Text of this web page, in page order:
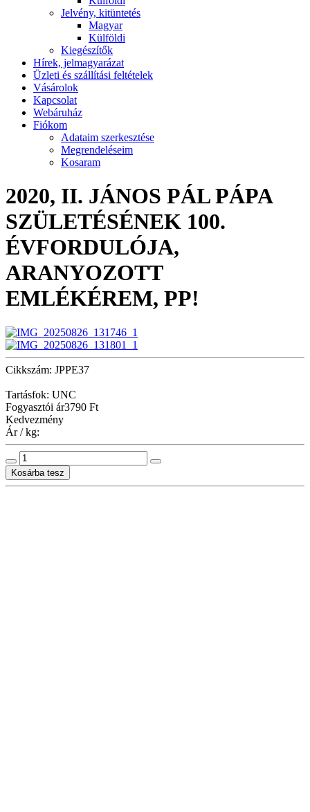
Jelvény, kitüntetés
Magyar
Külföldi
Kiegészítők
Hírek, jelmagyarázat
Üzleti és szállítási feltételek
Vásárolok
Kapcsolat
Webáruház
Fiókom
Adataim szerkesztése
Megrendeléseim
Kosaram
2020, II. JÁNOS PÁL PÁPA
SZÜLETÉSÉNEK 100.
ÉVFORDULÓJA,
ARANYOZOTT
EMLÉKÉREM, PP!
Cikkszám: JPPE37
Tartásfok: UNC
Fogyasztói ár3790 Ft
Kedvezmény
Ár / kg: